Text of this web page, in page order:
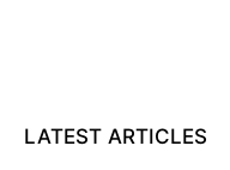
LATEST ARTICLES